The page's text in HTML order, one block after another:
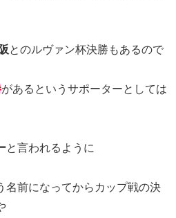
とのルヴァン杯決勝もあるので
があるというサポーターとしては
と言われるように
名前になってからカップ戦の決